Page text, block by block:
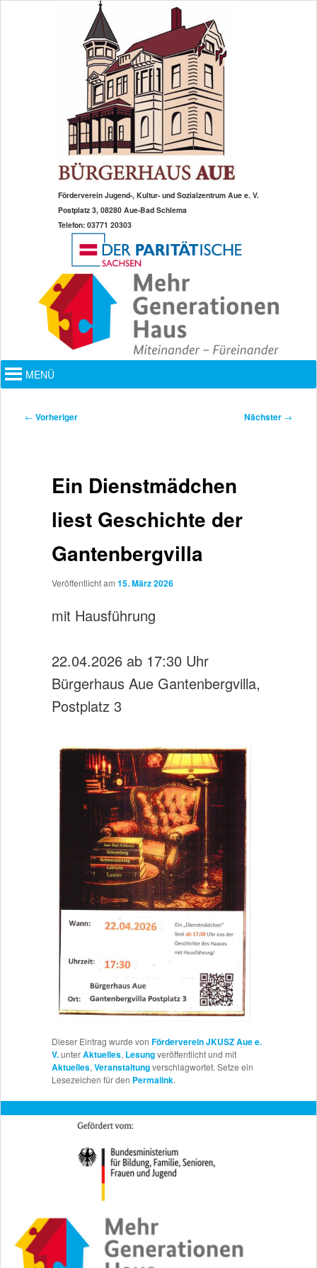
Förderverein Jugend-, Kultur- und Sozialzentrum Aue e. V.
Postplatz 3, 08280 Aue-Bad Schlema
Telefon: 03771 20303
Hauptmenü
MENÜ
Beitragsnavigation
← Vorheriger Nächster →
Ein Dienstmädchen
liest Geschichte der
Gantenbergvilla
Veröffentlicht am 15. März 2026
mit Hausführung
22.04.2026 ab 17:30 Uhr
Bürgerhaus Aue Gantenbergvilla,
Postplatz 3
Dieser Eintrag wurde von Förderverein JKUSZ Aue e.
V.unterAktuelles, Lesungveröffentlicht und mit
Aktuelles, Veranstaltungverschlagwortet. Setze ein
Lesezeichen für den Permalink.